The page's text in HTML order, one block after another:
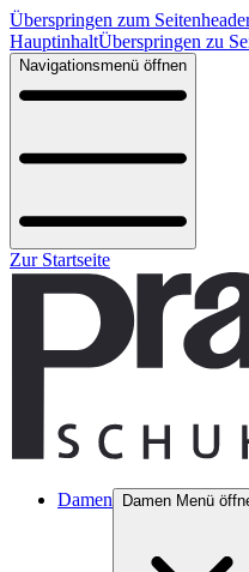
Überspringen zum
HauptinhaltÜberspringen zu
Navigationsmenü öffnen
Zur Startseite
Damen Damen Menü